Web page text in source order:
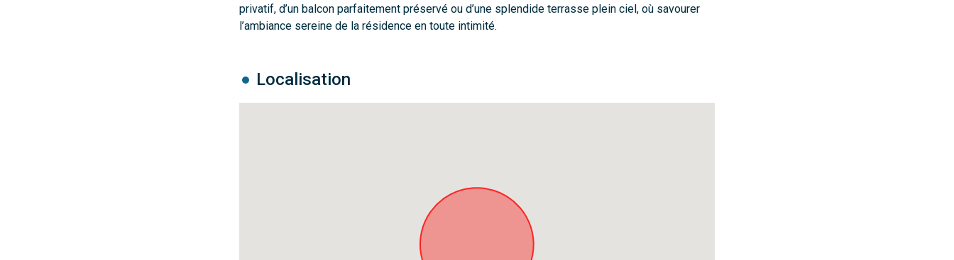
privatif, d’un balcon parfaitement préservé ou d’une splendide terrasse plein ciel, où savourer
l’ambiance sereine de la résidence en toute intimité.
Localisation